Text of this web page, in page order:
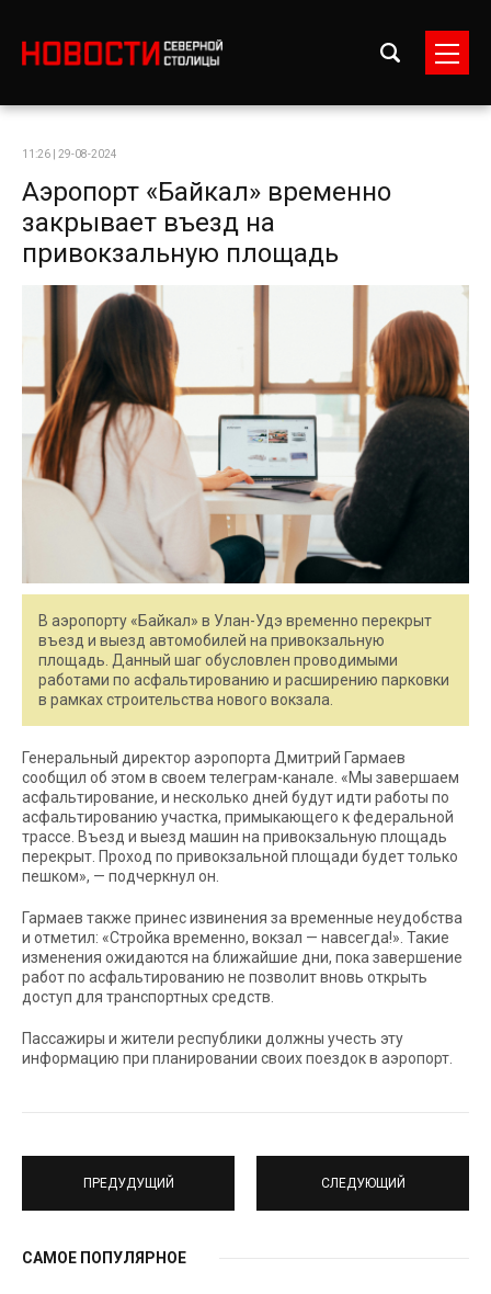
11:26 | 29-08-2024
Аэропорт «Байкал» временно
закрывает въезд на
привокзальную площадь
В аэропорту «Байкал» в Улан-Удэ временно перекрыт
въезд и выезд автомобилей на привокзальную
площадь. Данный шаг обусловлен проводимыми
работами по асфальтированию и расширению парковки
в рамках строительства нового вокзала.
Генеральный директор аэропорта Дмитрий Гармаев
сообщил об этом в своем телеграм-канале. «Мы завершаем
асфальтирование, и несколько дней будут идти работы по
асфальтированию участка, примыкающего к федеральной
трассе. Въезд и выезд машин на привокзальную площадь
перекрыт. Проход по привокзальной площади будет только
пешком», — подчеркнул он.
Гармаев также принес извинения за временные неудобства
и отметил: «Стройка временно, вокзал — навсегда!». Такие
изменения ожидаются на ближайшие дни, пока завершение
работ по асфальтированию не позволит вновь открыть
доступ для транспортных средств.
Пассажиры и жители республики должны учесть эту
информацию при планировании своих поездок в аэропорт.
ПРЕДУДУЩИЙ СЛЕДУЮЩИЙ
САМОЕ ПОПУЛЯРНОЕ